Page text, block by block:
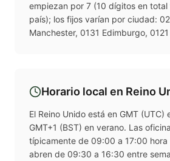
empiezan por 7 (10 dígitos en
país); los fijos varían por ciudad:
Manchester, 0131 Edimburgo,
Horario local en Reino
El Reino Unido está en GMT (UTC)
GMT+1 (BST) en verano. Las
típicamente de 09:00 a 17:00 hora
abren de 09:30 a 16:30 entre